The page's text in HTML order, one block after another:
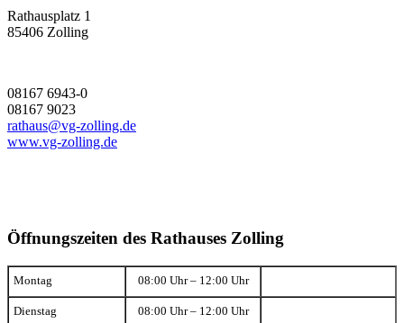
Rathausplatz 1
85406 Zolling
08167 6943-0
08167 9023
rathaus@vg-zolling.de
www.vg-zolling.de
Öffnungszeiten des Rathauses Zolling
Montag 08:00 Uhr – 12:00 Uhr
Dienstag 08:00 Uhr – 12:00 Uhr